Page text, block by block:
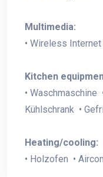
Multimedia:
• Wireless
Kitchen
•
Kühlschrank •
Heating/cooling:
• Holzofen •